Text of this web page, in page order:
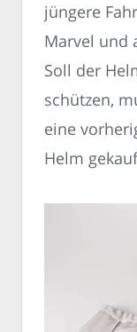
jüngere
Marvel und
Soll der
schützen,
eine
Helm